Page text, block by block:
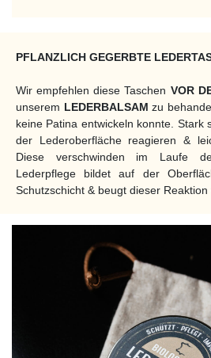
PFLANZLICH GEGERBTE
Wir empfehlen diese Taschen VOR
unserem LEDERBALSAMzu
keine Patina entwickeln konnte. Stark
der Lederoberfläche reagieren &
Diese verschwinden im Laufe
Lederpflege bildet auf der
Schutzschicht & beugt dieser Reaktion